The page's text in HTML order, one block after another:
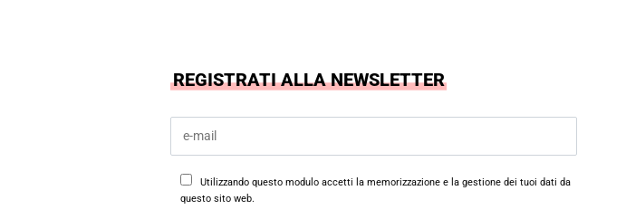
REGISTRATI ALLA NEWSLETTER
Utilizzando questo modulo accetti la memorizzazione e la gestione dei tuoi dati da
questo sito web.